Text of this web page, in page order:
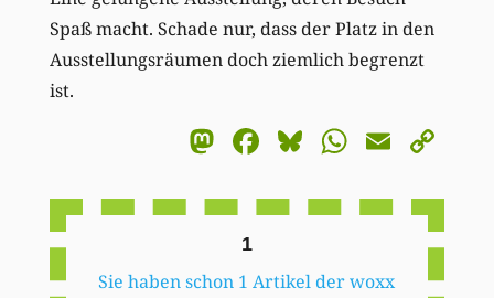
Spaß macht. Schade nur, dass der Platz in den
Ausstellungsräumen doch ziemlich begrenzt
ist.
Mastodon
Facebook
BlueskyEmail
1
Sie haben schon 1 Artikel der woxx